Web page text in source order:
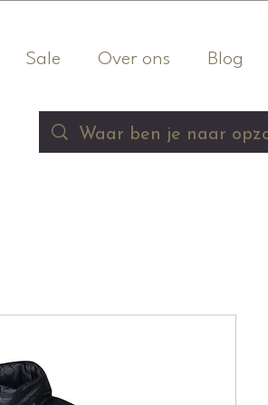
Sale Over ons Blog